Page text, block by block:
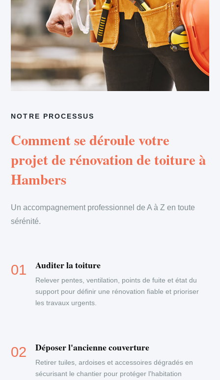
NOTRE PROCESSUS
Comment se déroule votre
projet de rénovation de toiture à
Hambers
Un accompagnement professionnel de A à Z en toute
sérénité.
Auditer la toiture
Relever pentes, ventilation, points de fuite et état du
support pour définir une rénovation fiable et prioriser
les travaux urgents.
Déposer l'ancienne couverture
Retirer tuiles, ardoises et accessoires dégradés en
sécurisant le chantier pour protéger l'habitation